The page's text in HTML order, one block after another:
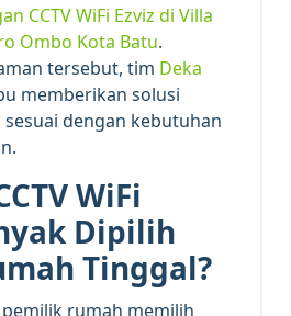
CCTV WiFi Ezviz di Villa
Ombo Kota Batu.
tersebut, tim Deka
memberikan solusi
dengan kebutuhan
WiFi
Dipilih
Tinggal?
rumah memilih